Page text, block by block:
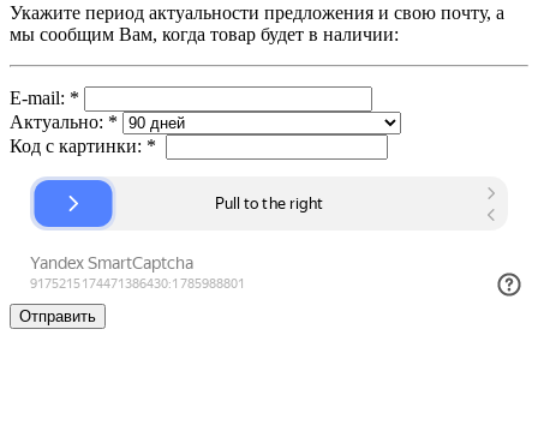
Укажите период актуальности предложения и свою почту, а
мы сообщим Вам, когда товар будет в наличии:
E-mail: *
Актуально: *
Код с картинки: *